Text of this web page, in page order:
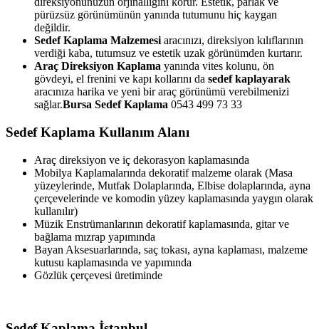
pürüzsüz görünümünün yanında tutumunu hiç kaygan
değildir.
Sedef Kaplama Malzemesi aracınızı, direksiyon kılıflarının
verdiği kaba, tutumsuz ve estetik uzak görünümden kurtarır.
Araç Direksiyon Kaplama yanında vites kolunu, ön
gövdeyi, el frenini ve kapı kollarını da sedef kaplayarak
aracınıza harika ve yeni bir araç görünümü verebilmenizi
sağlar.Bursa Sedef Kaplama 0543 499 73 33
Sedef Kaplama Kullanım Alanı
Araç direksiyon ve iç dekorasyon kaplamasında
Mobilya Kaplamalarında dekoratif malzeme olarak (Masa
yüzeylerinde, Mutfak Dolaplarında, Elbise dolaplarında, ayna
çerçevelerinde ve komodin yüzey kaplamasında yaygın olarak
kullanılır)
Müzik Enstrümanlarının dekoratif kaplamasında, gitar ve
bağlama mızrap yapımında
Bayan Aksesuarlarında, saç tokası, ayna kaplaması, malzeme
kutusu kaplamasında ve yapımında
Gözlük çerçevesi üretiminde